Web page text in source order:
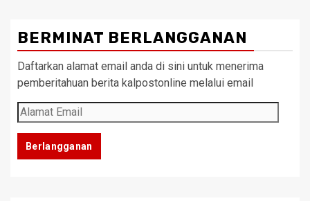
BERMINAT BERLANGGANAN
Daftarkan alamat email anda di sini untuk menerima
pemberitahuan berita kalpostonline melalui email
Alamat
Email
Berlangganan